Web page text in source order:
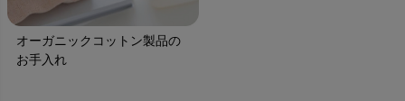
オーガニックコットン製品の
お手入れ